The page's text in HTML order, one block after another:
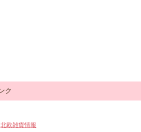
ク
北欧雑貨情報